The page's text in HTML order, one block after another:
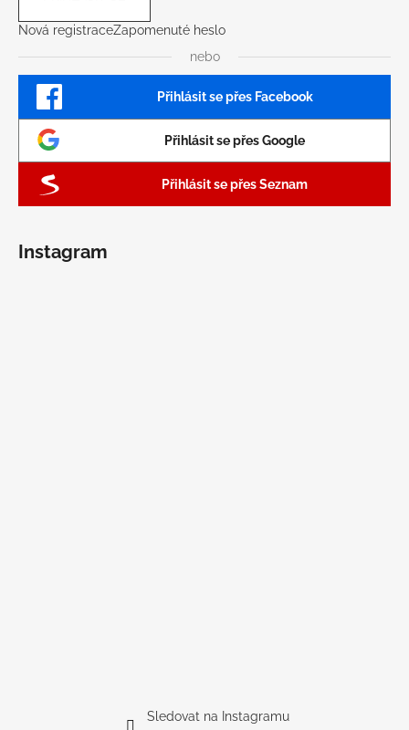
Nová registraceZapomenuté heslo
nebo
Přihlásit se přes Facebook
Přihlásit se přes Google
Přihlásit se přes Seznam
Instagram
Sledovat na Instagramu